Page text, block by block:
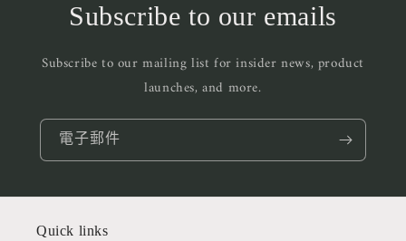
Subscribe to our emails
Subscribe to our mailing list for insider news, product
launches, and more.
電子郵件
Quick links